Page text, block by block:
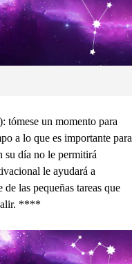
un momento para
a lo que es importante para
su día no le permitirá
le ayudará a
de las pequeñas tareas que
****